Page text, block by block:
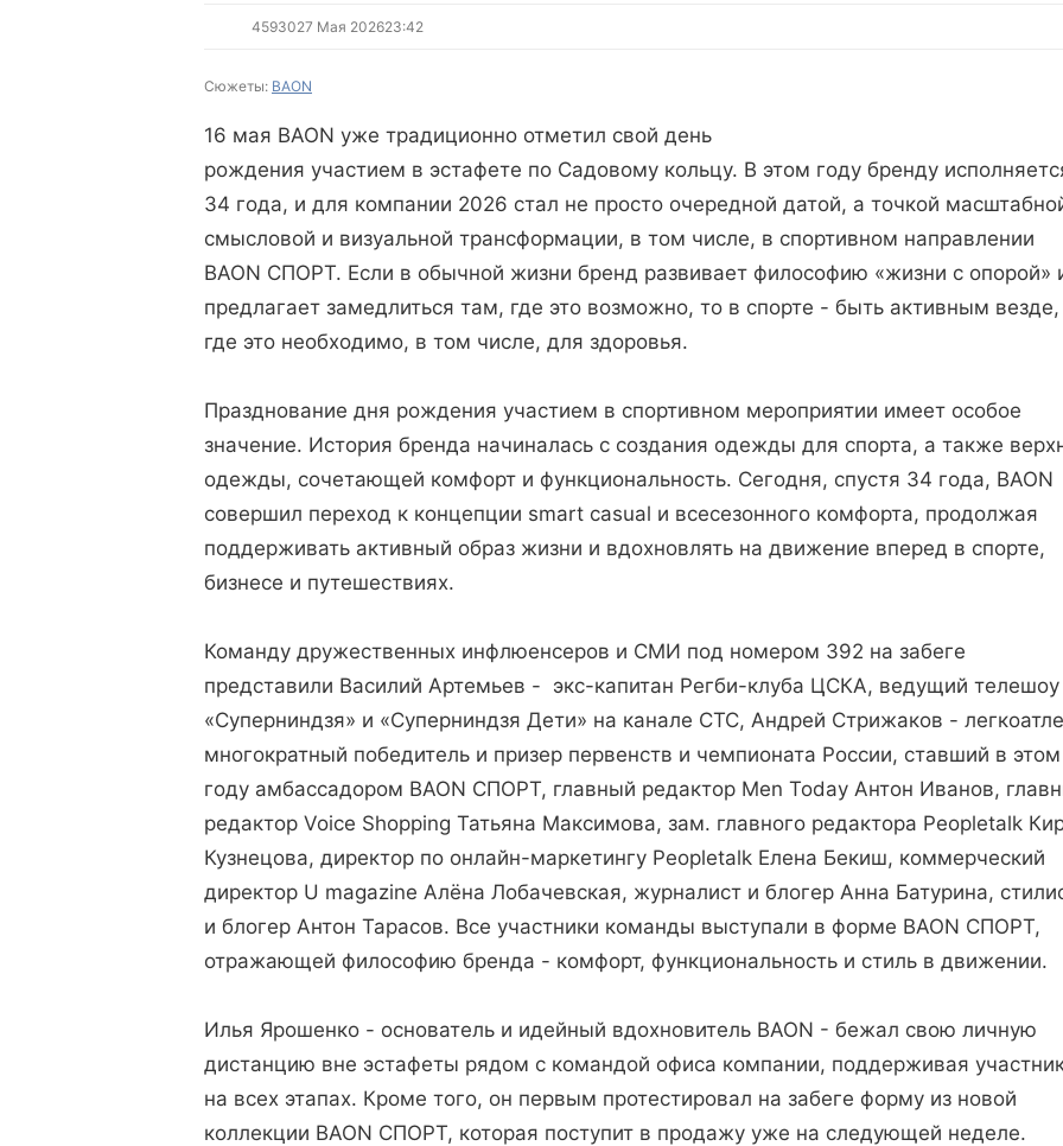
4593027 Мая 202623:42
Сюжеты: BAON
16 мая BAON уже традиционно отметил свой день
рождения участием в эстафете по Садовому кольцу. В этом году бренду
34 года, и для компании 2026 стал не просто очередной датой, а точкой
смысловой и визуальной трансформации, в том числе, в спортивном направлении
BAON СПОРТ. Если в обычной жизни бренд развивает философию «жизни с опорой»
предлагает замедлиться там, где это возможно, то в спорте - быть активным везде,
где это необходимо, в том числе, для здоровья.
Празднование дня рождения участием в спортивном мероприятии имеет особое
значение. История бренда начиналась с создания одежды для спорта, а также
одежды, сочетающей комфорт и функциональность. Сегодня, спустя 34 года, BAON
совершил переход к концепции smart casual и всесезонного комфорта, продолжая
поддерживать активный образ жизни и вдохновлять на движение вперед в спорте,
бизнесе и путешествиях.
Команду дружественных инфлюенсеров и СМИ под номером 392 на забеге
представили Василий Артемьев - экс-капитан Регби-клуба ЦСКА, ведущий телешоу
«Суперниндзя» и «Суперниндзя Дети» на канале СТС, Андрей Стрижаков -
многократный победитель и призер первенств и чемпионата России, ставший в этом
году амбассадором BAON СПОРТ, главный редактор Men Today Антон Иванов,
редактор Voice Shopping Татьяна Максимова, зам. главного редактора Peopletalk
Кузнецова, директор по онлайн-маркетингу Peopletalk Елена Бекиш, коммерческий
директор U magazine Алёна Лобачевская, журналист и блогер Анна Батурина,
и блогер Антон Тарасов. Все участники команды выступали в форме BAON СПОРТ,
отражающей философию бренда - комфорт, функциональность и стиль в движении.
Илья Ярошенко - основатель и идейный вдохновитель BAON - бежал свою личную
дистанцию вне эстафеты рядом с командой офиса компании, поддерживая
на всех этапах. Кроме того, он первым протестировал на забеге форму из новой
коллекции BAON СПОРТ, которая поступит в продажу уже на следующей неделе.